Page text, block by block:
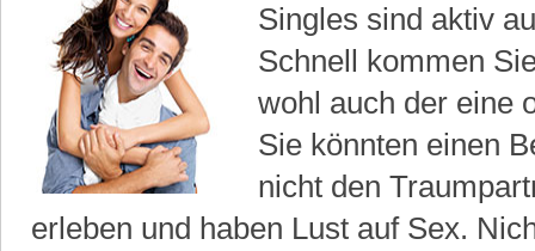
Singles sind aktiv
Schnell kommen
wohl auch der eine
Sie könnten einen
nicht den
erleben und haben Lust auf Sex.